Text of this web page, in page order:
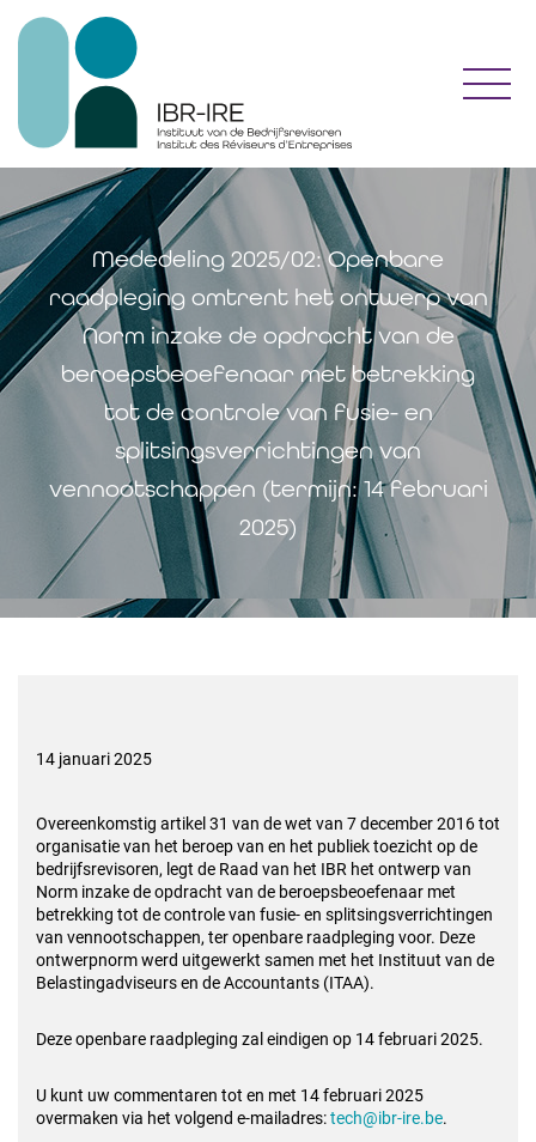
Mededeling 2025/02: Openbare
raadpleging omtrent het ontwerp van
Norm inzake de opdracht van de
beroepsbeoefenaar met betrekking
tot de controle van fusie- en
splitsingsverrichtingen van
vennootschappen (termijn: 14 februari
2025)
14 januari 2025
Overeenkomstig artikel 31 van de wet van 7 december 2016 tot
organisatie van het beroep van en het publiek toezicht op de
bedrijfsrevisoren, legt de Raad van het IBR het ontwerp van
Norm inzake de opdracht van de beroepsbeoefenaar met
betrekking tot de controle van fusie- en splitsingsverrichtingen
van vennootschappen, ter openbare raadpleging voor. Deze
ontwerpnorm werd uitgewerkt samen met het Instituut van de
Belastingadviseurs en de Accountants (ITAA).
Deze openbare raadpleging zal eindigen op 14 februari 2025.
U kunt uw commentaren tot en met 14 februari 2025
overmaken via het volgend e-mailadres:tech@ibr-ire.be.